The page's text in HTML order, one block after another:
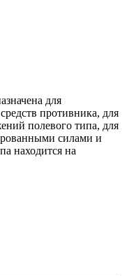
для
противника, для
полевого типа, для
силами и
находится на